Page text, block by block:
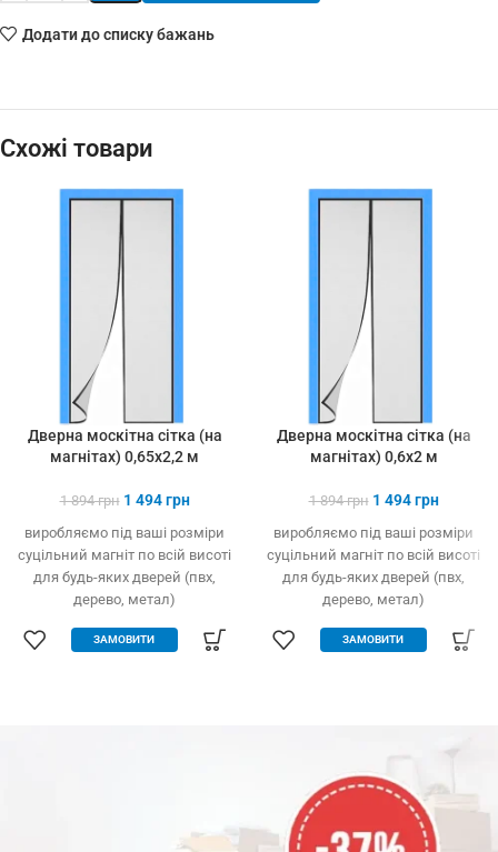
Додати до списку бажань
Схожі товари
Дверна москітна сітка (на
магнітах) 0,65х2,2 м
1 894грн 1 494грн
виробляємо під ваші розміри
суцільний магніт по всій висоті
для будь-яких дверей (пвх,
дерево, метал)
інструменту
ЗАМОВИТИ
Дверна москітна сітка (на
магнітах) 0,6х2 м
1 894грн 1 494грн
виробляємо під ваші розміри
суцільний магніт по всій висоті
для будь-яких дверей (пвх,
дерево, метал)
інструменту
міцний та якісний матеріал
ЗАМОВИТИ